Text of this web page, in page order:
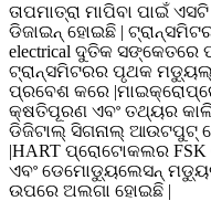
ତାପମାତ୍ରା ମାପିବା ପାଇଁ
ଡିଜାଇନ୍ ହୋଇଛି |
electrical ଦୁତିକ
ଟ୍ରାନ୍ସମିଟରର ପୃଥକ ମଡ୍ୟୁଲ୍
ପ୍ରବେଶ କରେ
କ୍ଷତିପୂରଣ ଏବଂ ତଥ୍ୟର
ଡିଜିଟାଲ୍ ସିଗନାଲ୍ ଆଉଟପୁଟ୍
|HART ପ୍ରୋଟୋକଲର
ଏବଂ ଡେମୋଡ୍ୟୁଲେସନ୍
ଉପରେ ଅଲଗା ହୋଇଛି |